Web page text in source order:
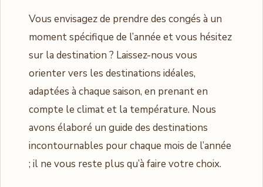
Vous envisagez de prendre des congés à un
moment spécifique de l’année et vous hésitez
sur la destination ? Laissez-nous vous
orienter vers les destinations idéales,
adaptées à chaque saison, en prenant en
compte le climat et la température. Nous
avons élaboré un guide des destinations
incontournables pour chaque mois de l’année
; il ne vous reste plus qu’à faire votre choix.